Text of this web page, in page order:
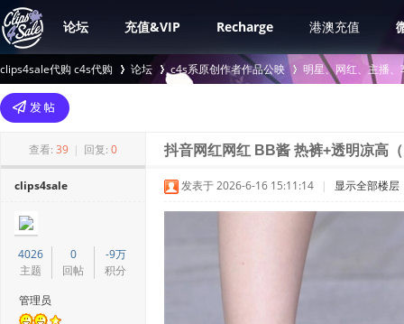
论坛 充值&VIP Recharge 港澳充值
clips4sale代购 c4s代购
>
论坛 c4s系原创作者作品公映
›
明星、网红、主播
查看: 39 | 回复: 0 抖音网红网红 BB酱 热裤+透明凉高
clips4sale
4026
主题
0
回帖
-9万
积分
管理员
发表于 2026-6-16 15:11:14 | 显示全部楼层